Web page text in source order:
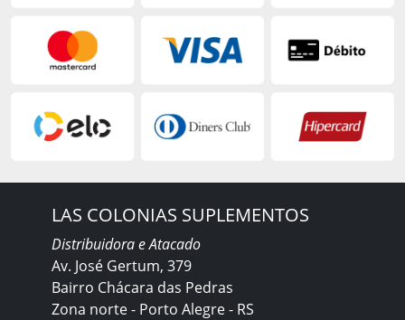
LAS COLONIAS SUPLEMENTOS
Distribuidora e Atacado
Av. José Gertum, 379
Bairro Chácara das Pedras
Zona norte - Porto Alegre - RS